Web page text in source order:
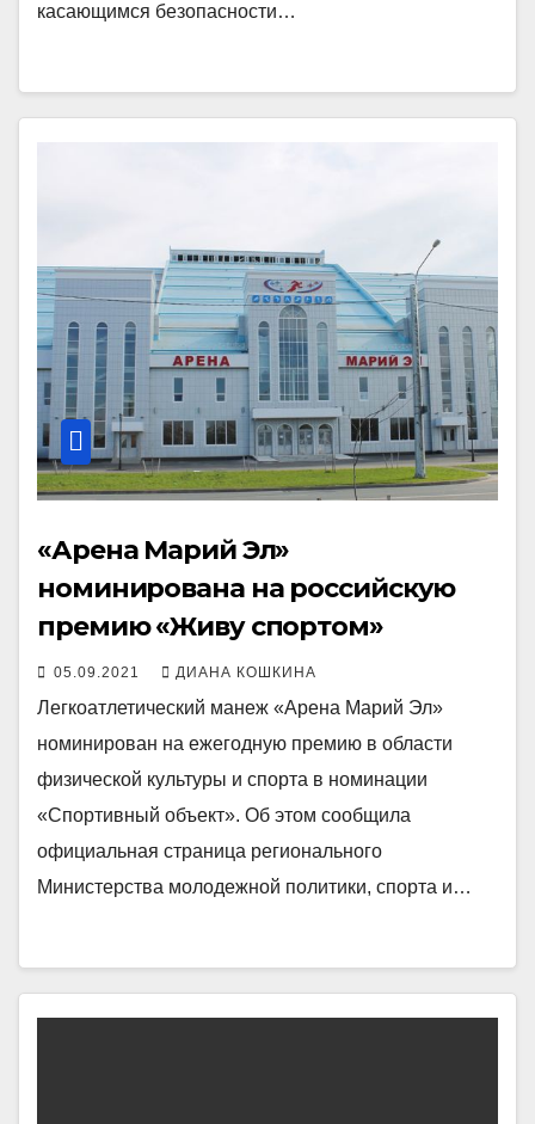
касающимся безопасности…
«Арена Марий Эл»
номинирована на российскую
премию «Живу спортом»
05.09.2021 ДИАНА КОШКИНА
Легкоатлетический манеж «Арена Марий Эл»
номинирован на ежегодную премию в области
физической культуры и спорта в номинации
«Спортивный объект». Об этом сообщила
официальная страница регионального
Министерства молодежной политики, спорта и…